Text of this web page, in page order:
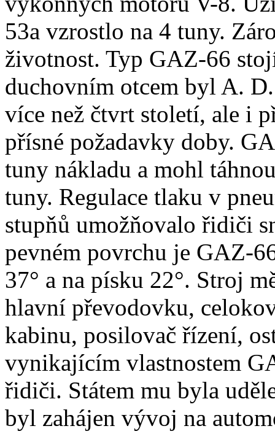
53a vzrostlo na 4 tuny.
životnost. Typ GAZ-66
duchovním otcem byl A.
více než čtvrt století, ale i
přísné požadavky doby.
tuny nákladu a mohl
tuny. Regulace tlaku v
stupňů umožňovalo řidiči
pevném povrchu je GAZ-
37° a na písku 22°. Stroj
hlavní převodovku,
kabinu, posilovač řízení,
vynikajícím vlastnostem
řidiči. Státem mu byla
byl zahájen vývoj na